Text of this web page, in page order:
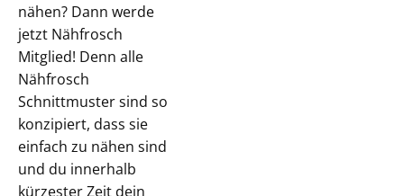
nähen? Dann werde
jetzt Nähfrosch
Mitglied! Denn alle
Nähfrosch
Schnittmuster sind so
konzipiert, dass sie
einfach zu nähen sind
und du innerhalb
kürzester Zeit dein